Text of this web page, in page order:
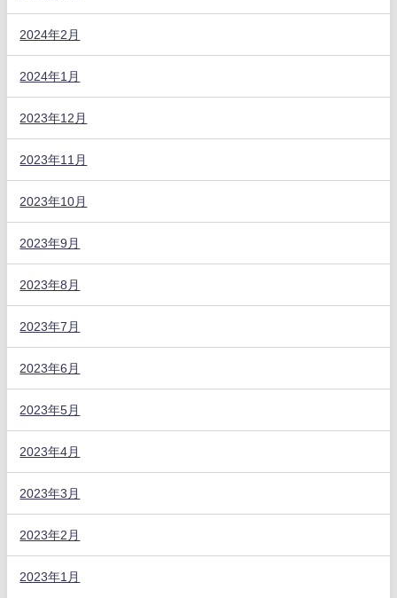
2024年2月
2024年1月
2023年12月
2023年11月
2023年10月
2023年9月
2023年8月
2023年7月
2023年6月
2023年5月
2023年4月
2023年3月
2023年2月
2023年1月